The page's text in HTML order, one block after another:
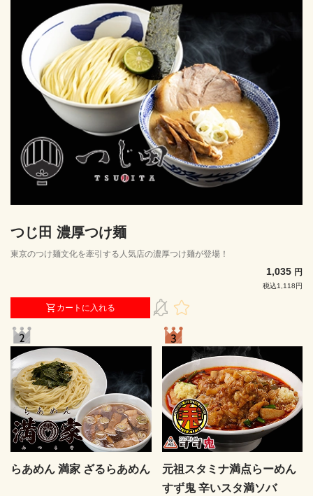
つじ田 濃厚つけ麺
東京のつけ麺文化を牽引する人気店の濃厚つけ麺が登場！
1,035 円
税込1,118円
カートに入れる
らあめん 満家 ざるらあめん
元祖スタミナ満点らーめん
すず鬼 辛いスタ満ソバ